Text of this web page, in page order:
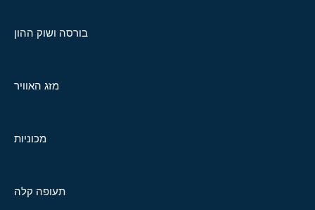
בורסה ושוק ההון
מזג האוויר
מכוניות
תעופה קלה